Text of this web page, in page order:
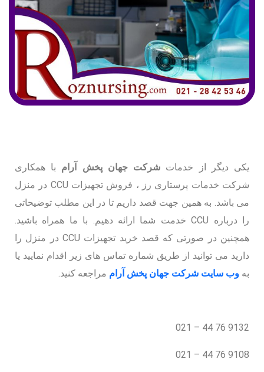
یکی دیگر از خدمات شرکت جهان پخش آرام با همکاری
شرکت خدمات پرستاری رز ، فروش تجهیزات CCU در منزل
می باشد. به همین جهت قصد داریم تا در این مطلب توضیحاتی
را درباره CCU خدمت شما ارائه دهیم. با ما همراه باشید.
همچنین در صورتی که قصد خرید تجهیزات CCU در منزل را
دارید می توانید از طریق شماره تماس های زیر اقدام نمایید یا
به وب سایت شرکت جهان پخش آرام مراجعه کنید.
9132 76 44 – 021
9108 76 44 – 021